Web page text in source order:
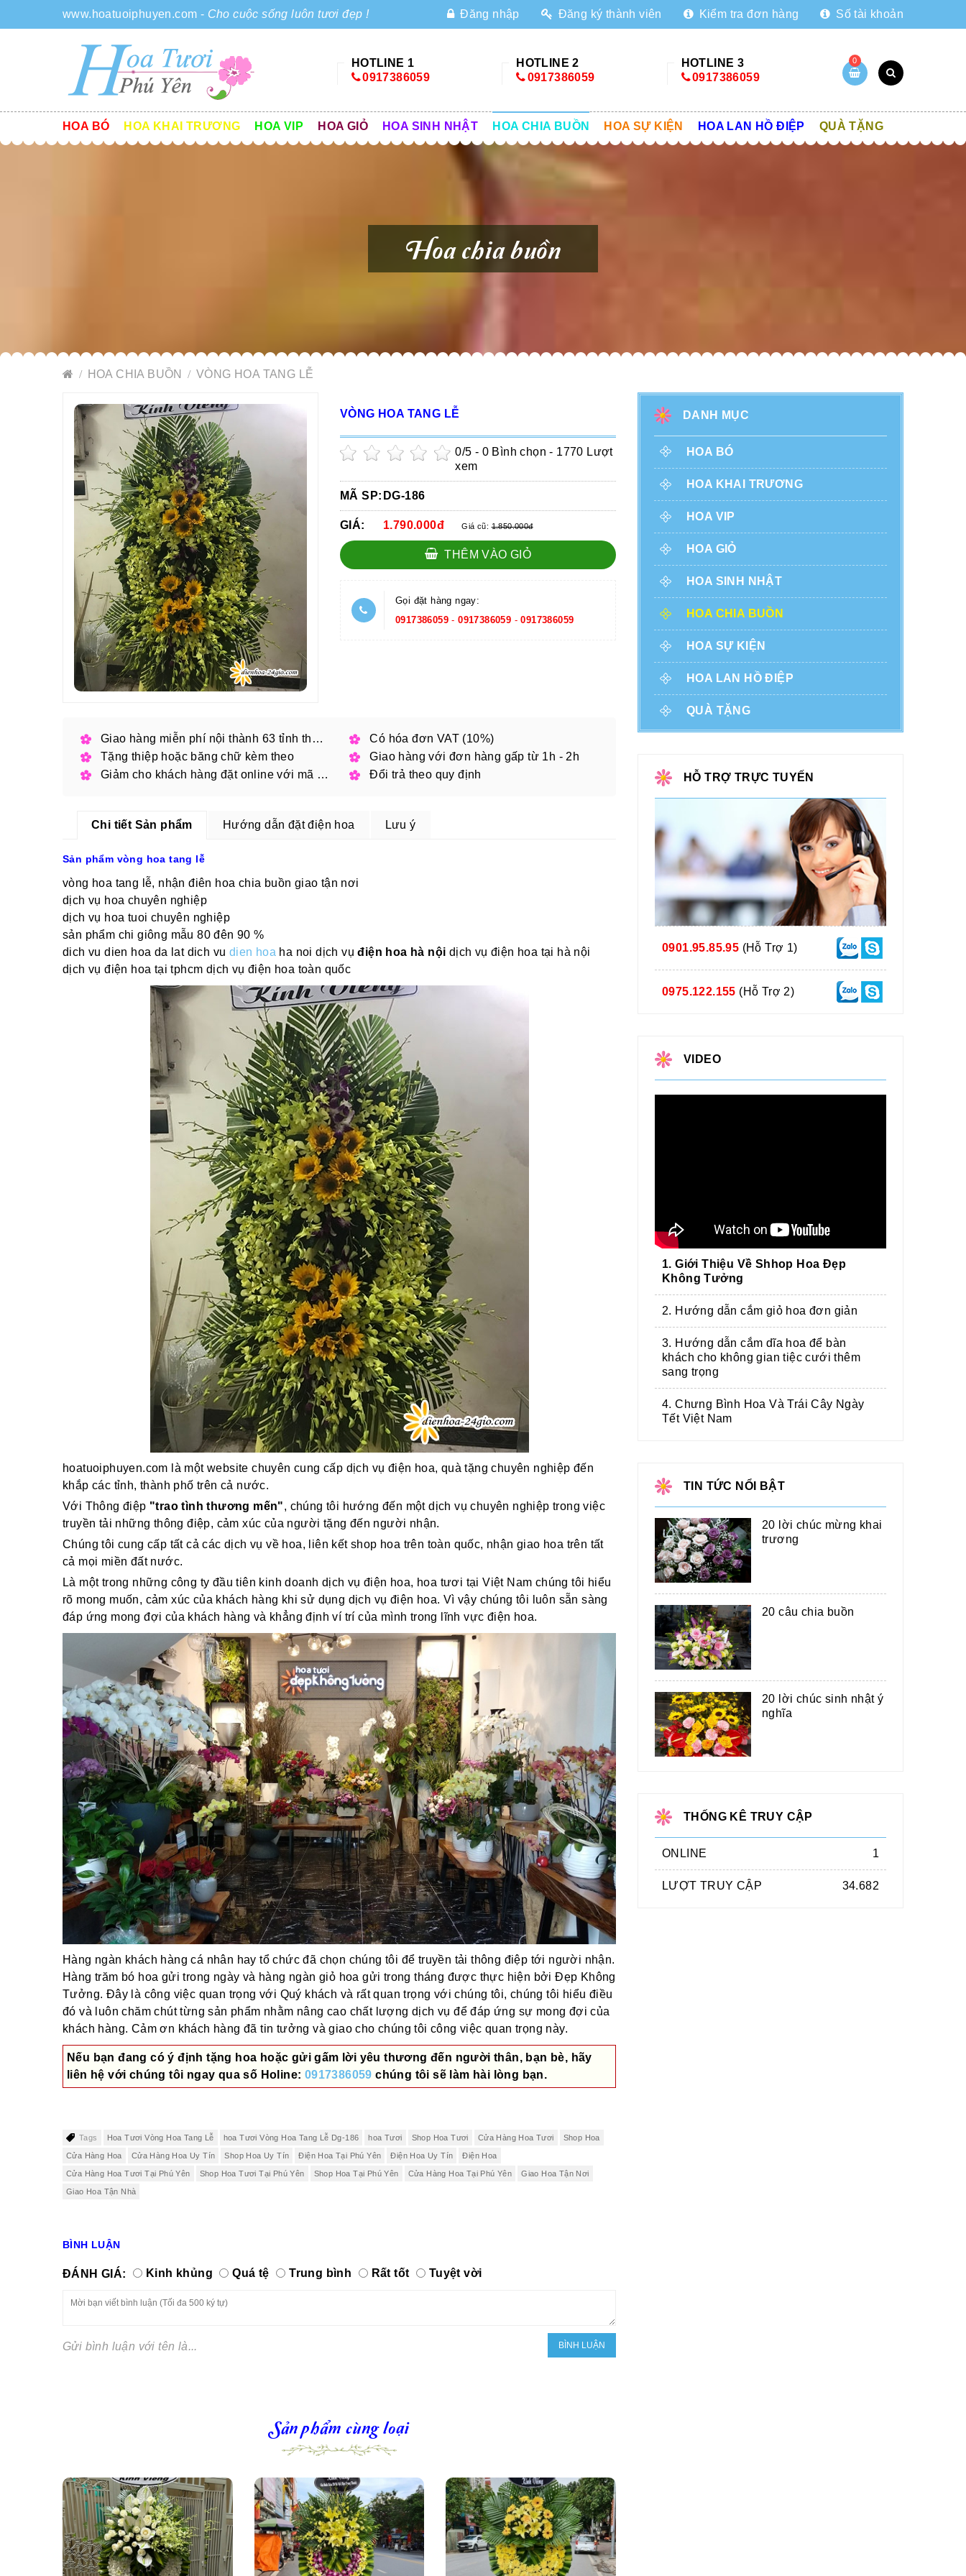
www.hoatuoiphuyen.com - Cho cuộc sống luôn tươi đẹp ! Đăng nhập Đăng ký thành viên Kiểm tra đơn hàng Số tài khoản
HOTLINE 1
0917386059
HOTLINE 2
0917386059
HOTLINE 3
0917386059
0
HOA BÓ HOA KHAI TRƯƠNG HOA VIP HOA GIỎ HOA SINH NHẬT HOA CHIA BUỒN HOA SỰ KIỆN HOA LAN HỒ ĐIỆP QUÀ TẶNG
Hoa chia buồn
HOA CHIA BUỒN VÒNG HOA TANG LỄ
VÒNG HOA TANG LỄ
0/5 - 0 Bình chọn - 1770 Lượt
xem
MÃ SP: DG-186
GIÁ: 1.790.000đ Giá cũ:1.850.000đ
THÊM VÀO GIỎ
Gọi đặt hàng ngay:
0917386059 -0917386059 -0917386059
Giao hàng miễn phí nội thành 63 tỉnh thành phố
Có hóa đơn VAT (10%)
Tặng thiệp hoặc băng chữ kèm theo
Giao hàng với đơn hàng gấp từ 1h - 2h
Giảm cho khách hàng đặt online với mã giảm giá
Đổi trả theo quy định
Chi tiết Sản phẩm Hướng dẫn đặt điện hoa Lưu ý
Sản phẩm vòng hoa tang lễ
vòng hoa tang lễ, nhận điên hoa chia buồn giao tận nơi
dịch vụ hoa chuyên nghiệp
dịch vụ hoa tuoi chuyên nghiệp
sản phẩm chi giông mẫu 80 đên 90 %
dich vu dien hoa da lat dich vu dien hoa ha noi dịch vụđiện hoa hà nội dịch vụ điện hoa tại hà nội
dịch vụ điện hoa tại tphcm dịch vụ điện hoa toàn quốc
hoatuoiphuyen.com là một website chuyên cung cấp dịch vụ điện hoa, quà tặng chuyên nghiệp đến
khắp các tỉnh, thành phố trên cả nước.
Với Thông điệp "trao tình thương mến", chúng tôi hướng đến một dịch vụ chuyên nghiệp trong việc
truyền tải những thông điệp, cảm xúc của người tặng đến người nhận.
Chúng tôi cung cấp tất cả các dịch vụ về hoa, liên kết shop hoa trên toàn quốc, nhận giao hoa trên tất
cả mọi miền đất nước.
Là một trong những công ty đầu tiên kinh doanh dịch vụ điện hoa, hoa tươi tại Việt Nam chúng tôi hiểu
rõ mong muốn, cảm xúc của khách hàng khi sử dụng dịch vụ điện hoa. Vì vậy chúng tôi luôn sẵn sàng
đáp ứng mong đợi của khách hàng và khẳng định ví trí của mình trong lĩnh vực điện hoa.
Hàng ngàn khách hàng cá nhân hay tổ chức đã chọn chúng tôi để truyền tải thông điệp tới người nhận.
Hàng trăm bó hoa gửi trong ngày và hàng ngàn giỏ hoa gửi trong tháng được thực hiện bởi Đẹp Không
Tưởng. Đây là công việc quan trọng với Quý khách và rất quan trọng với chúng tôi, chúng tôi hiểu điều
đó và luôn chăm chút từng sản phẩm nhằm nâng cao chất lượng dịch vụ để đáp ứng sự mong đợi của
khách hàng. Cảm ơn khách hàng đã tin tưởng và giao cho chúng tôi công việc quan trọng này.
Nếu bạn đang có ý định tặng hoa hoặc gửi gấm lời yêu thương đến người thân, bạn bè, hãy
liên hệ với chúng tôi ngay qua số Holine: 0917386059 chúng tôi sẽ làm hài lòng bạn.
Tags Hoa Tươi Vòng Hoa Tang Lễ hoa Tươi Vòng Hoa Tang Lễ Dg-186 hoa Tươi Shop Hoa Tươi Cửa Hàng Hoa Tươi Shop Hoa
Cửa Hàng Hoa Cửa Hàng Hoa Uy Tín Shop Hoa Uy Tín Điện Hoa Tại Phú Yên Điện Hoa Uy Tín Điện Hoa
Cửa Hàng Hoa Tươi Tại Phú Yên Shop Hoa Tươi Tại Phú Yên Shop Hoa Tại Phú Yên Cửa Hàng Hoa Tại Phú Yên Giao Hoa Tận Nơi
Giao Hoa Tận Nhà
BÌNH LUẬN
ĐÁNH GIÁ: Kinh khủng Quá tệ Trung bình Rất tốt Tuyệt vời
Gửi bình luận với tên là...
Sản phẩm cùng loại
DANH MỤC
HOA BÓ
HOA KHAI TRƯƠNG
HOA VIP
HOA GIỎ
HOA SINH NHẬT
HOA CHIA BUỒN
HOA SỰ KIỆN
HOA LAN HỒ ĐIỆP
QUÀ TẶNG
HỖ TRỢ TRỰC TUYẾN
0901.95.85.95 (Hỗ Trợ 1)
0975.122.155 (Hỗ Trợ 2)
VIDEO
1. Giới Thiệu Về Shhop Hoa Đẹp
Không Tưởng
2. Hướng dẫn cắm giỏ hoa đơn giản
3. Hướng dẫn cắm dĩa hoa để bàn
khách cho không gian tiệc cưới thêm
sang trọng
4. Chưng Bình Hoa Và Trái Cây Ngày
Tết Việt Nam
TIN TỨC NỔI BẬT
20 lời chúc mừng khai
trương
20 câu chia buồn
20 lời chúc sinh nhật ý
nghĩa
THỐNG KÊ TRUY CẬP
ONLINE 1
LƯỢT TRUY CẬP 34.682